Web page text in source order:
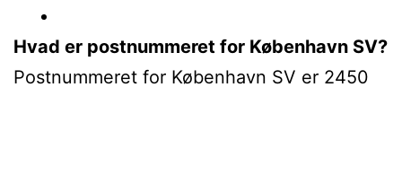
Hvad er postnummeret for København SV?
Postnummeret for København SV er 2450